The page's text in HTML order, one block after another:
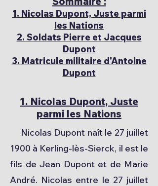
1. Nicolas Dupont, Juste parmi
les Nations
2. Soldats Pierre et Jacques
Dupont
3. Matricule militaire d'Antoine
Dupont
1. Nicolas Dupont, Juste
parmi les Nations
Nicolas Dupont naît le 27 juillet
1900 à Kerling-lès-Sierck, il est le
fils de Jean Dupont et de Marie
André. Nicolas entre le 27 juillet